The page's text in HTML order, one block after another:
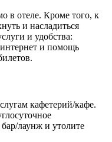
в отеле. Кроме того, к
и насладиться
и удобства:
и помощь
кафетерий/кафе.
лаунж и утолите